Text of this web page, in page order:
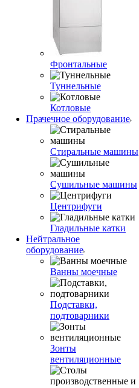
Фронтальные
Туннельные
Котловые
Прачечное оборудование
Стиральные машины
Сушильные машины
Центрифуги
Гладильные катки
Нейтральное
оборудование
Ванны моечные
Подставки,
подтоварники
Зонты
вентиляционные